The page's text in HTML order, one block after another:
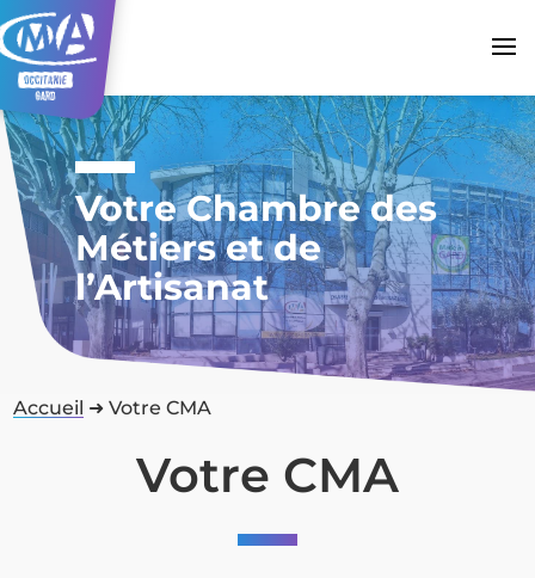
Votre Chambre des
Métiers et de
l’Artisanat
Accueil ➜Votre CMA
Votre CMA